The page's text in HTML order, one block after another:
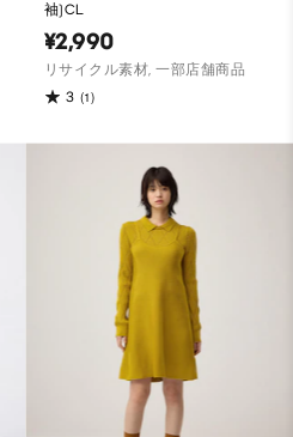
袖)CL
¥2,990
リサイクル素材, 一部店舗商品
3 (1)